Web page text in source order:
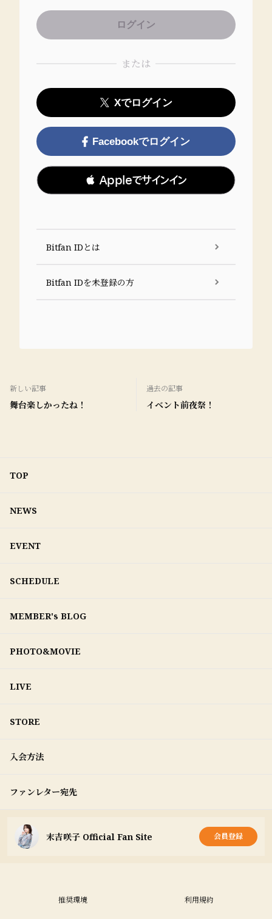
または
Xでログイン
Facebookでログイン
 Appleでサインイン
Bitfan IDとは
Bitfan IDを未登録の方
新しい記事
舞台楽しかったね！
過去の記事
イベント前夜祭！
TOP
NEWS
EVENT
SCHEDULE
MEMBER's BLOG
PHOTO&MOVIE
LIVE
STORE
入会方法
ファンレター宛先
末吉咲子 Official Fan Site 会員登録
推奨環境 利用規約